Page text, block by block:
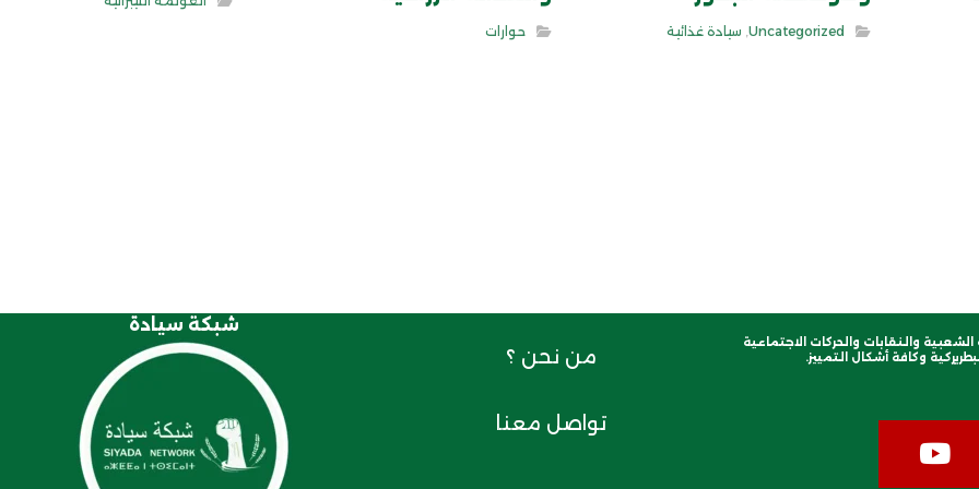
Uncategorized
, سيادة غذائية حوارات
والنقابات والحركات الاجتماعية
وكافة أشكال التمييز.
من نحن ؟
تواصل معنا
شبكة سيادة